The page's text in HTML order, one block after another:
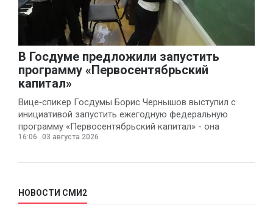
В Госдуме предложили запустить
программу «Первосентябрьский
капитал»
Вице‑спикер Госдумы Борис Чернышов выступил с
инициативой запустить ежегодную федеральную
программу «Первосентябрьский капитал» - она
предполагает
16:06 03 августа 2026
НОВОСТИ СМИ2